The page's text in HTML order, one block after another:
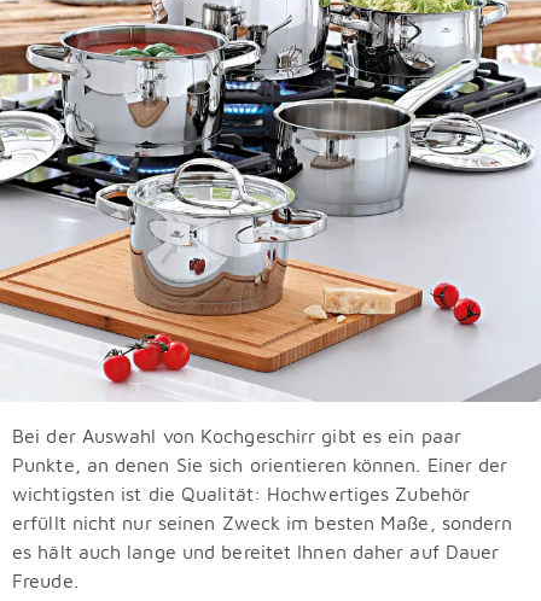
Bei der Auswahl von Kochgeschirr gibt es ein paar
Punkte, an denen Sie sich orientieren können. Einer der
wichtigsten ist die Qualität: Hochwertiges Zubehör
erfüllt nicht nur seinen Zweck im besten Maße, sondern
es hält auch lange und bereitet Ihnen daher auf Dauer
Freude.